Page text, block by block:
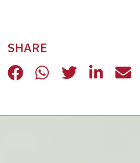
SHARE
LE TANTE
LE TANTELE TANTE
LE